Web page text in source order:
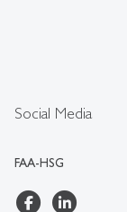
Social Media
FAA-HSG